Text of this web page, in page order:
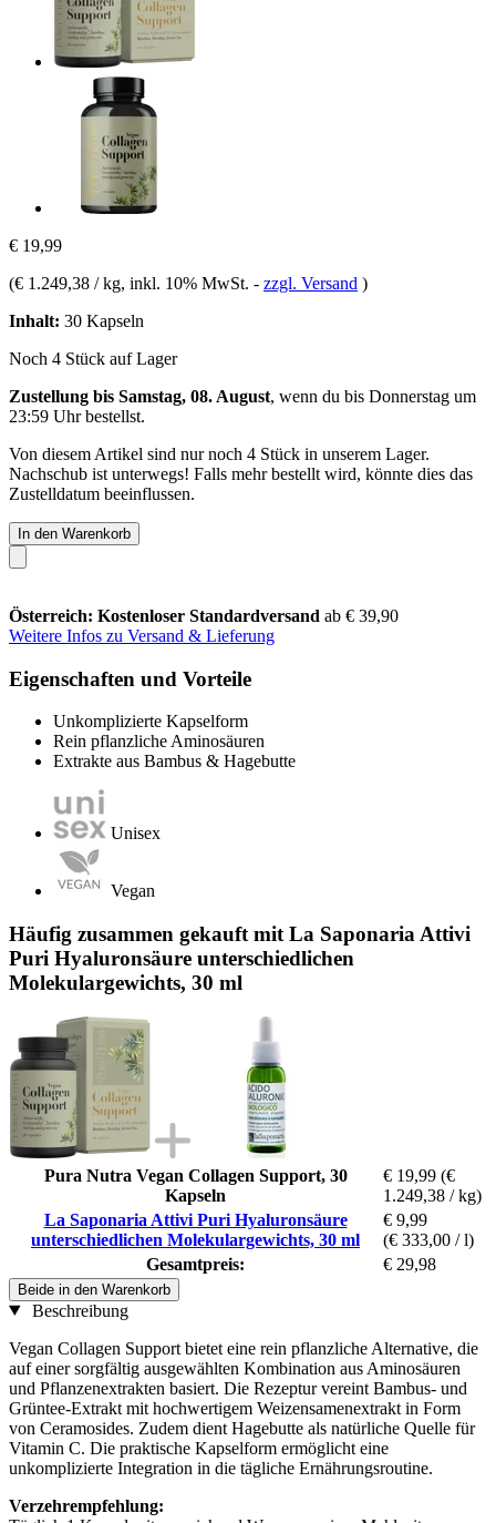
€ 19,99
(€ 1.249,38 / kg, inkl. 10% MwSt. - zzgl. Versand )
Inhalt: 30 Kapseln
Noch 4 Stück auf Lager
Zustellung bis Samstag, 08. August, wenn du bis Donnerstag um
23:59 Uhrbestellst.
Von diesem Artikel sind nur noch 4 Stück in unserem Lager.
Nachschub ist unterwegs! Falls mehr bestellt wird, könnte dies das
Zustelldatum beeinflussen.
In den Warenkorb
Österreich: Kostenloser Standardversand ab € 39,90
Weitere Infos zu Versand & Lieferung
Eigenschaften und Vorteile
Unkomplizierte Kapselform
Rein pflanzliche Aminosäuren
Extrakte aus Bambus & Hagebutte
Unisex
Vegan
Häufig zusammen gekauft mit La Saponaria Attivi
Puri Hyaluronsäure unterschiedlichen
Molekulargewichts, 30 ml
Pura Nutra Vegan Collagen Support, 30
Kapseln
€ 19,99 (€
1.249,38 / kg)
La Saponaria Attivi Puri Hyaluronsäure
unterschiedlichen Molekulargewichts, 30 ml
€ 9,99
(€ 333,00 / l)
Gesamtpreis:
€ 29,98
Beide in den Warenkorb
Beschreibung
Vegan Collagen Support bietet eine rein pflanzliche Alternative, die
auf einer sorgfältig ausgewählten Kombination aus Aminosäuren
und Pflanzenextrakten basiert. Die Rezeptur vereint Bambus- und
Grüntee-Extrakt mit hochwertigem Weizensamenextrakt in Form
von Ceramosides. Zudem dient Hagebutte als natürliche Quelle für
Vitamin C. Die praktische Kapselform ermöglicht eine
unkomplizierte Integration in die tägliche Ernährungsroutine.
Verzehrempfehlung: